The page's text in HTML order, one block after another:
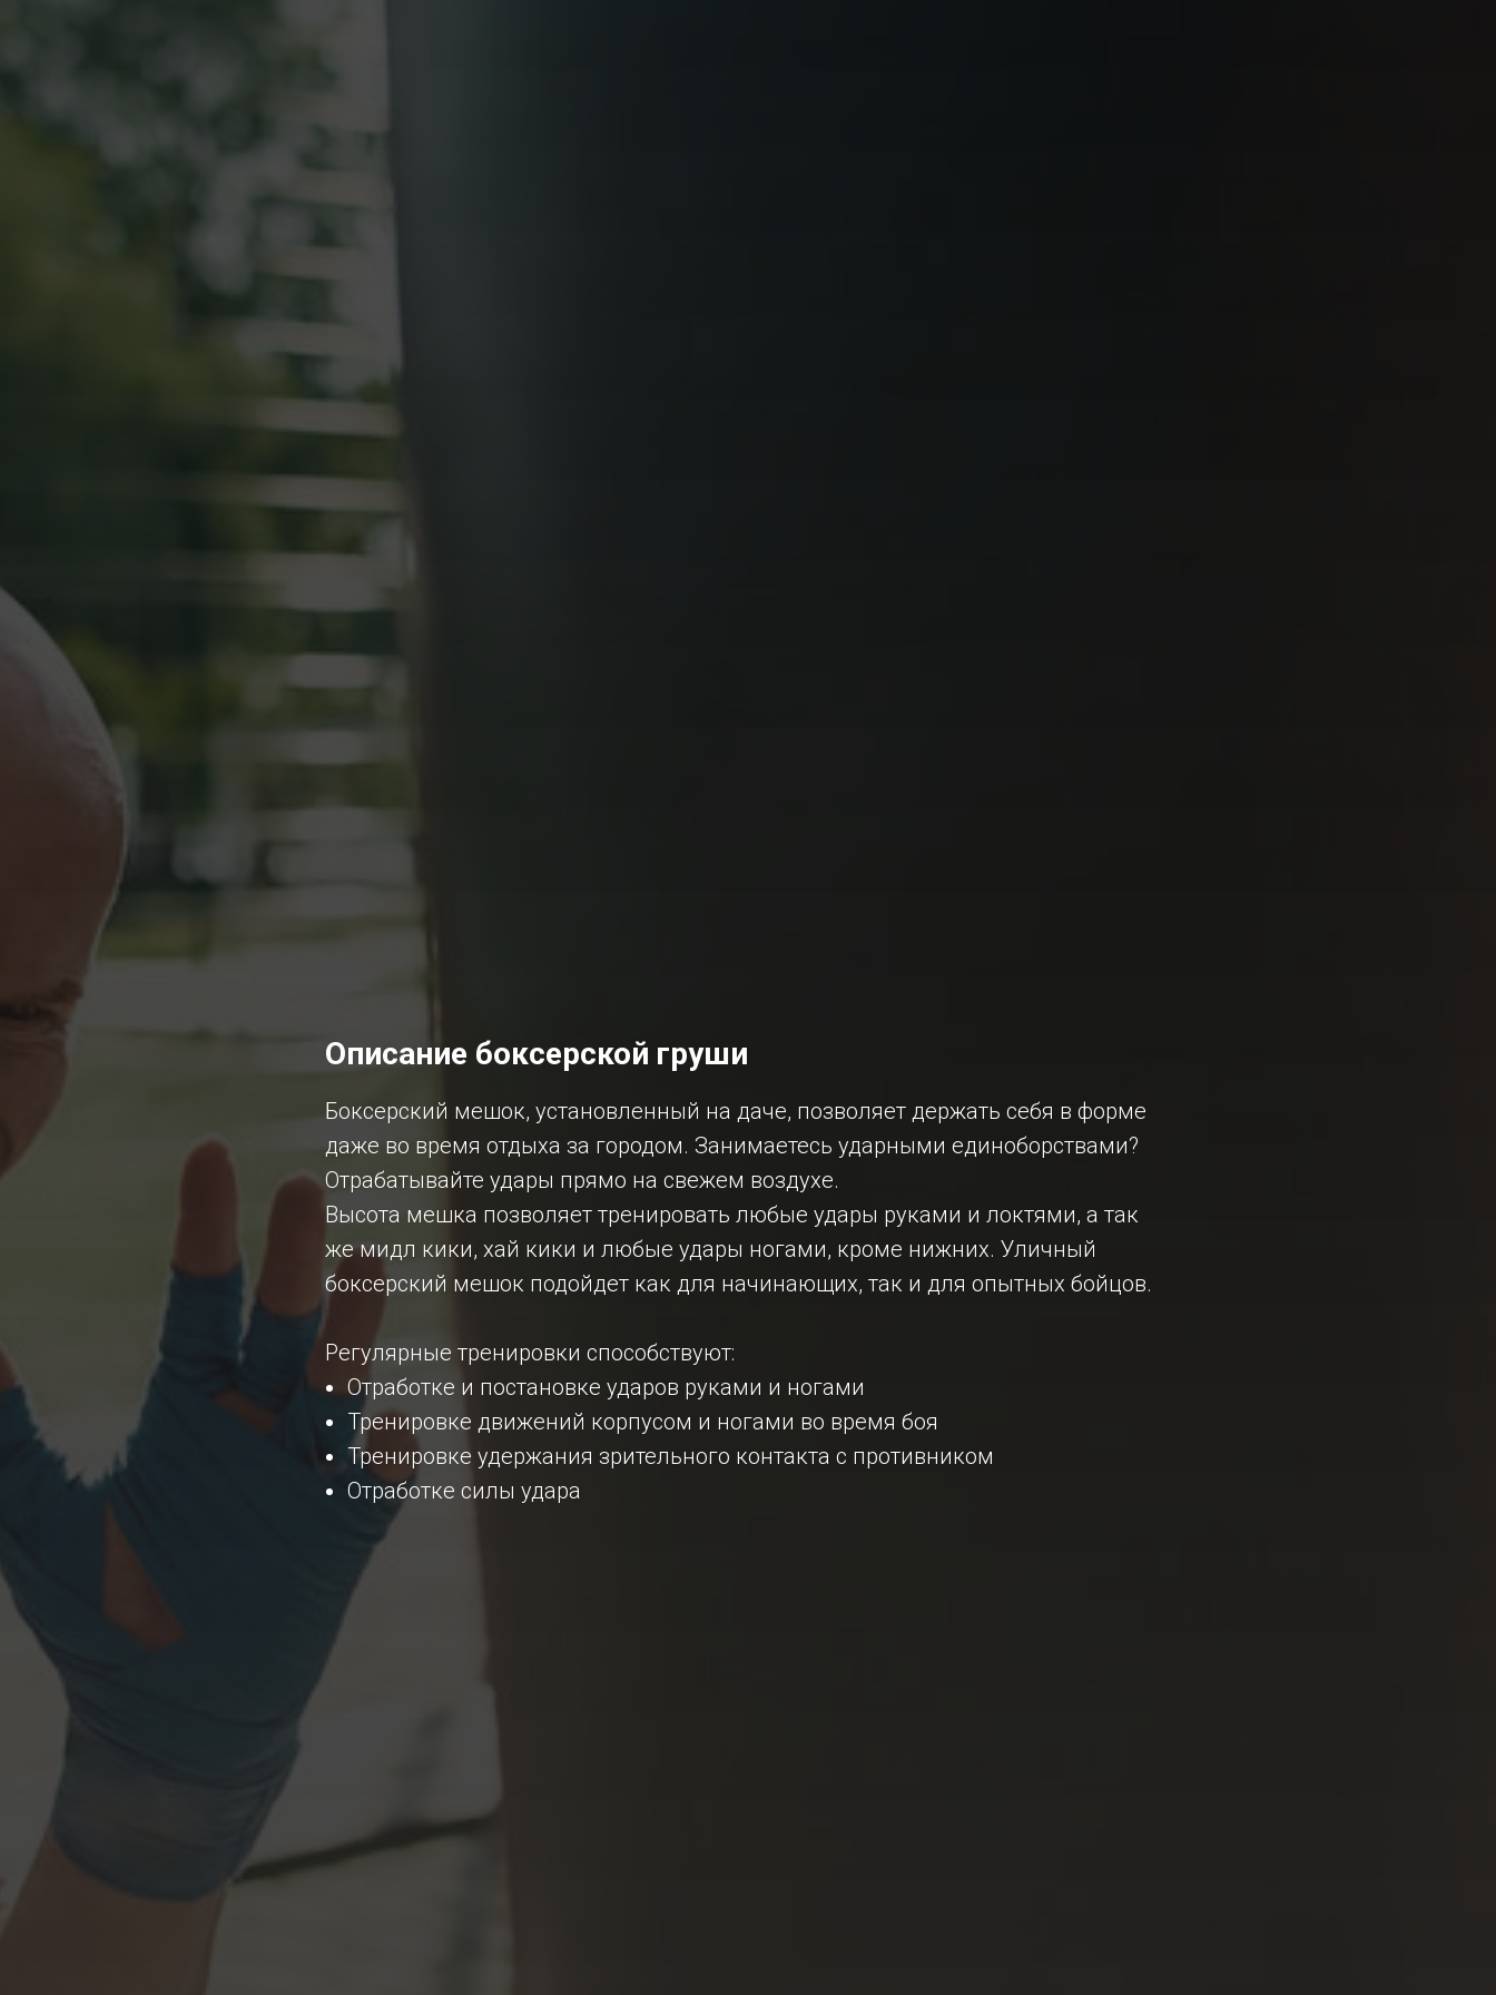
Описание боксерской груши
Боксерский мешок, установленный на даче, позволяет держать себя в форме
даже во время отдыха за городом. Занимаетесь ударными единоборствами?
Отрабатывайте удары прямо на свежем воздухе.
Высота мешка позволяет тренировать любые удары руками и локтями, а так
же мидл кики, хай кики и любые удары ногами, кроме нижних. Уличный
боксерский мешок подойдет как для начинающих, так и для опытных бойцов.
Регулярные тренировки способствуют:
Отработке и постановке ударов руками и ногами
Тренировке движений корпусом и ногами во время боя
Тренировке удержания зрительного контакта с противником
Отработке силы удара